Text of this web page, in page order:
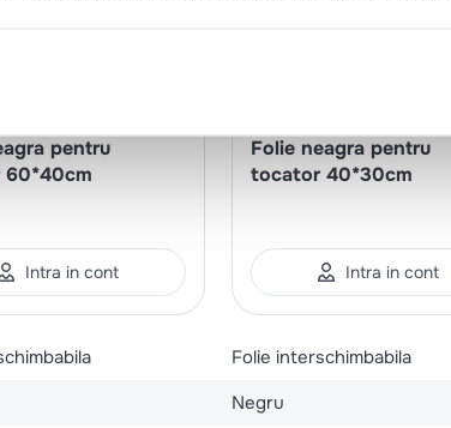
pentru
Intra in cont
Folie neagra pentru
tocator 40*30cm
Intra in cont
Folie interschimbabila
Negru